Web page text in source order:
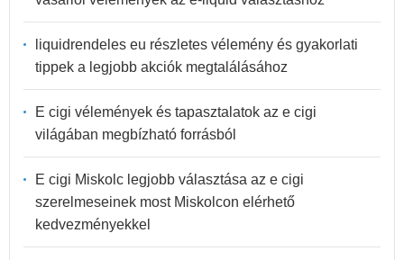
liquidrendeles eu részletes vélemény és gyakorlati
tippek a legjobb akciók megtalálásához
E cigi vélemények és tapasztalatok az e cigi
világában megbízható forrásból
E cigi Miskolc legjobb választása az e cigi
szerelmeseinek most Miskolcon elérhető
kedvezményekkel